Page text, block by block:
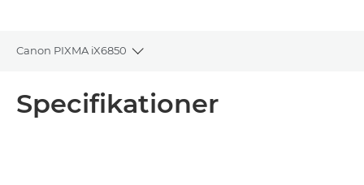
Canon PIXMA iX6850
Toggle breadcrumbs
Specifikationer